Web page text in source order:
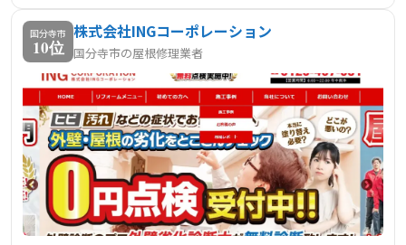
事後のアフターサービスとして、10年間の保証と、1年～5
年目に実施する点検サービスも提供しており、施工後のサ
ポートも充実しています。
国分寺市
10位
株式会社INGコーポレーション
国分寺市の屋根修理業者